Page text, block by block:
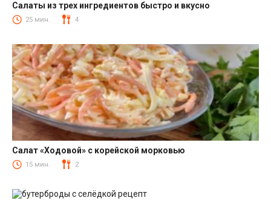
Салаты
Салаты из трех ингредиентов быстро и вкусно
25 мин. 4
Салаты с корейской морковкой
Салат «Ходовой» с корейской морковью
15 мин. 2